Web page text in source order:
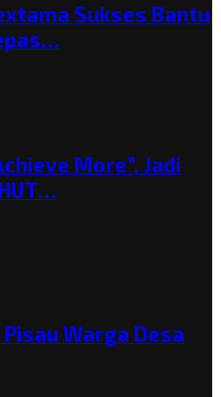
Sukses Bantu
More”, Jadi
Warga Desa